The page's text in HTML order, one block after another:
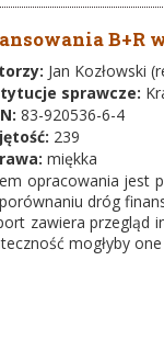
B+R
Jan Kozłowski
sprawcze:
83-920536-6-4
239
miękka
opracowania jest
dróg
zawiera przegląd
mogłyby